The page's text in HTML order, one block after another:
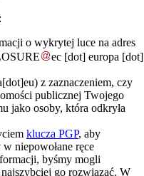
o wykrytej luce na adres
ec [dot] europa [dot]
z zaznaczeniem, czy
publicznej Twojego
jako osoby, która odkryła
klucza PGP, aby
niepowołane ręce
byśmy mogli
go rozwiązać. W